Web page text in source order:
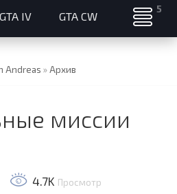
GTA IV GTA CW
Andreas »Архив
миссии
4.7K Просмотр